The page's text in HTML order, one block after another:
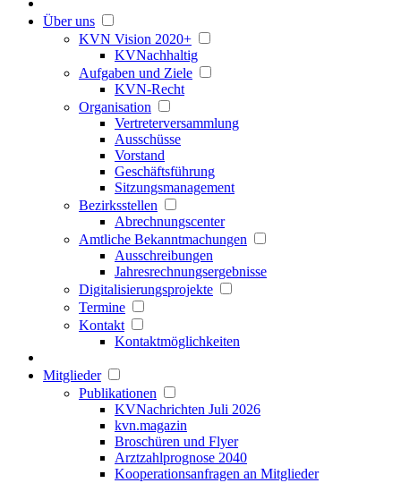
Über uns
KVN Vision 2020+
KVNachhaltig
Aufgaben und Ziele
KVN-Recht
Organisation
Vertreterversammlung
Ausschüsse
Vorstand
Geschäftsführung
Sitzungsmanagement
Bezirksstellen
Abrechnungscenter
Amtliche Bekanntmachungen
Ausschreibungen
Jahresrechnungsergebnisse
Digitalisierungsprojekte
Termine
Kontakt
Kontaktmöglichkeiten
Mitglieder
Publikationen
KVNachrichten Juli 2026
kvn.magazin
Broschüren und Flyer
Arztzahlprognose 2040
Kooperationsanfragen an Mitglieder